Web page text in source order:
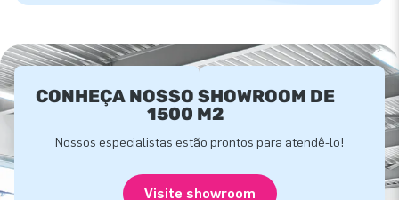
CONHEÇA NOSSO SHOWROOM DE
1500 M2
Nossos especialistas estão prontos para atendê-lo!
Visite showroom